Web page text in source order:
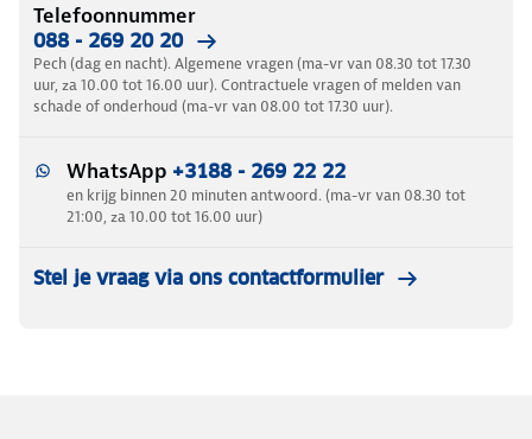
Telefoonnummer
088 - 269 20 20
Pech (dag en nacht). Algemene vragen (ma-vr van 08.30 tot 17.30
uur, za 10.00 tot 16.00 uur). Contractuele vragen of melden van
schade of onderhoud (ma-vr van 08.00 tot 17.30 uur).
WhatsApp +3188 - 269 22 22
en krijg binnen 20 minuten antwoord. (ma-vr van 08.30 tot
21:00, za 10.00 tot 16.00 uur)
Stel je vraag via ons contactformulier